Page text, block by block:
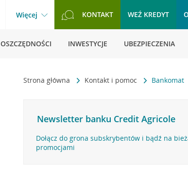
Więcej KONTAKT WEŹ KREDYT
OSZCZĘDNOŚCI INWESTYCJE UBEZPIECZENIA
Strona główna Kontakt i pomoc Bankomat
Newsletter banku Credit Agricole
Dołącz do grona subskrybentów i bądź na
promocjami